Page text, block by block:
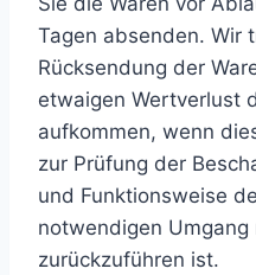
Tagen absenden. Wir
Rücksendung der
etwaigen Wertverlust
aufkommen, wenn
zur Prüfung der
und Funktionsweise
notwendigen Umgang
zurückzuführen ist.